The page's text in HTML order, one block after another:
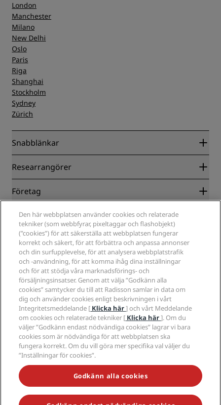
London
Manchester
Milano
New Delhi
Oslo
Paris
Riga
Shanghai
Stockholm
Sydney
Zürich
Snabblänkar
Radisson Rewards
Blog
Destinationer
Radisson Hotels APP
Hotell godkända för sporter
Familjevänliga hotell
Hälsa och säkerhet
Researrangörer
Samarbetspartners
Resebyråer
Företag
Radisson Hotel Group
Media
Jobberbjudanden RHG
Jobberbjudanden PPHE
Lediga jobb EHL
The Club by RHG
Utvecklingsmöjligheter
Ansvarsfullt företagande
Anskaffning
Juridiskt
Integritetscenter
Juridiskt meddelande
Radisson Rewards villkor
Webbplatsanvändningsavtal
Digital tillgänglighet
Uttalande om modernt slaveri
Hjälp
Meddelanden till konsumenter
Kontakt
Frågor och svar
Sidkarta
Sociala medier
Radisson Hotels varumärken
MISSA INTE VÅRA MEST POPULÄRA ERBJUDANDEN
Den här webbplatsen använder cookies och relaterade
tekniker (som webbfyrar, pixeltaggar och flashobjekt)
(”cookies”) för att säkerställa att webbplatsen fungerar
korrekt och säkert, för att förbättra och anpassa annonser
och din surfupplevelse, för att analysera webbplatstrafik
och -användning, för att komma ihåg dina inställningar
och för att stödja våra marknadsförings- och
försäljningsinsatser. Genom att välja ”Godkänn alla
cookies” samtycker du till att Radisson samlar in data om
dig och använder cookies enligt beskrivningen i vårt
Integritetsmeddelande [ Klicka här] och vårt Meddelande
om cookies och relaterade tekniker [ Klicka här]. Om du
väljer ”Godkänn endast nödvändiga cookies” lagrar vi bara
cookies som är nödvändiga för att webbplatsen ska
fungera korrekt. Om du vill göra mer specifika val väljer du
”Inställningar för cookies”.
Godkänn alla cookies